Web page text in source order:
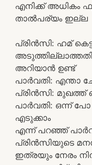
എനിക്ക് അധികം
താൽപര്യം ഇല്ല
പ്രിൻസി: ഹമ്
അറിയാൻ ഉണ്ട്
പാർവതി: എന്താ
പ്രിൻസി: മുഖത്ത്
പാർവതി: ഒന്ന്
എടുക്കാം
എന്ന് പറഞ്ഞ്
പ്രിൻസിയുടെ
ഇത്രയും നേരം